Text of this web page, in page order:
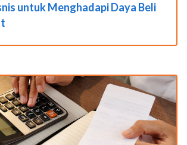
untuk Menghadapi Daya Beli